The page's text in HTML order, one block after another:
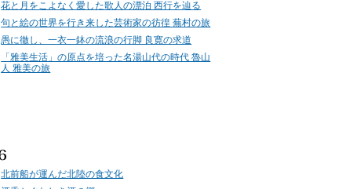
花と月をこよなく愛した歌人の漂泊 西行を辿る
句と絵の世界を行き来した芸術家の彷徨 蕪村の旅
愚に徹し、一衣一鉢の流浪の行脚 良寛の求道
「雅美生活」の原点を培った名湯山代の時代 魯山
人 雅美の旅
北前船が運んだ北陸の食文化